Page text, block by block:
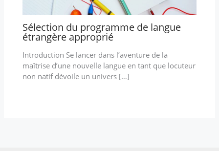
Sélection du programme de langue
étrangère approprié
Introduction Se lancer dans l’aventure de la
maîtrise d’une nouvelle langue en tant que locuteur
non natif dévoile un univers […]